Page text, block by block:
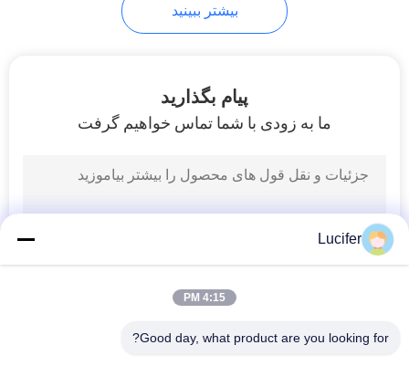
بیشتر ببینید
پیام بگذارید
ما به زودی با شما تماس خواهیم گرفت
Lucifer
4:15 PM
Good day, what product are you looking for?